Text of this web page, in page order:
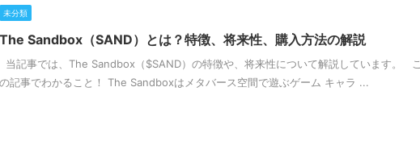
未分類
The Sandbox（SAND）とは？特徴、将来性、購入方法の解説
当記事では、The Sandbox（$SAND）の特徴や、将来性について解説しています。 こ
の記事でわかること！ The Sandboxはメタバース空間で遊ぶゲーム キャラ ...